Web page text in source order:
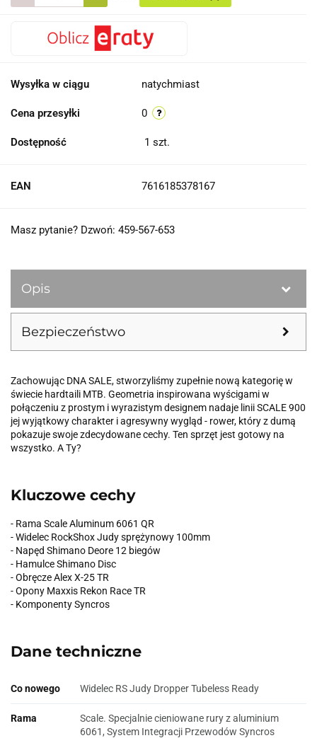
Wysyłka w ciągu natychmiast
Cena przesyłki 0
Dostępność 1 szt.
EAN 7616185378167
Masz pytanie? Dzwoń: 459-567-653
Opis
Bezpieczeństwo
Zachowując DNA SALE, stworzyliśmy zupełnie nową kategorię w
świecie hardtaili MTB. Geometria inspirowana wyścigami w
połączeniu z prostym i wyrazistym designem nadaje linii SCALE 900
jej wyjątkowy charakter i agresywny wygląd - rower, który z dumą
pokazuje swoje zdecydowane cechy. Ten sprzęt jest gotowy na
wszystko. A Ty?
Kluczowe cechy
- Rama Scale Aluminum 6061 QR
- Widelec RockShox Judy sprężynowy 100mm
- Napęd Shimano Deore 12 biegów
- Hamulce Shimano Disc
- Obręcze Alex X-25 TR
- Opony Maxxis Rekon Race TR
- Komponenty Syncros
Dane techniczne
Co nowego Widelec RS Judy Dropper Tubeless Ready
Rama
Scale. Specjalnie cieniowane rury z aluminium
6061, System Integracji Przewodów Syncros